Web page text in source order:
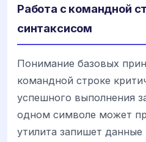
Работа с командной
синтаксисом
Понимание базовых
командной строке
успешного выполнения
одном символе может
утилита запишет данные